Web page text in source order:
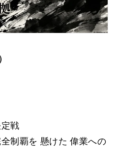
戦
制覇を 懸けた 偉業への